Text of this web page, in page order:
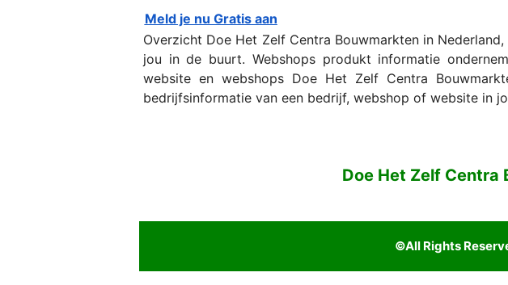
Meld je nu Gratis aan
Overzicht Doe Het Zelf Centra Bouwmarkten in
jou in de buurt. Webshops produkt informatie
website en webshops Doe Het Zelf Centra
bedrijfsinformatie van een bedrijf, webshop of website in
Doe Het Zelf Centra
©All Rights